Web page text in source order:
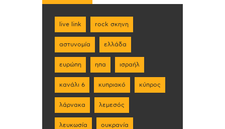
live link rock σκηνη
αστυνομία ελλάδα
ευρώπη ηπα ισραήλ
κανάλι 6 κυπριακό κύπρος
λάρνακα λεμεσός
λευκωσία ουκρανία